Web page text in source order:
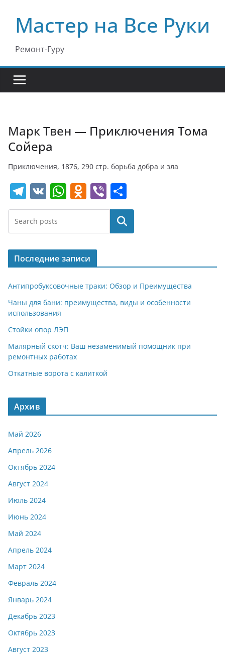
содержимому
Мастер на Все Руки
Ремонт-Гуру
Марк Твен — Приключения Тома
Сойера
Приключения, 1876, 290 стр. борьба добра и зла
T
el
e
gr
a
m
V
K
W
h
s
A
p
p
O
d
o
kl
a
ss
ni
Vi
b
er
т
п
р
в
и
т
Поиск
Последние записи
Антипробуксовочные траки: Обзор и Преимущества
Чаны для бани: преимущества, виды и особенности
использования
Стойки опор ЛЭП
Малярный скотч: Ваш незаменимый помощник при
ремонтных работах
Откатные ворота с калиткой
Архив
Май 2026
Апрель 2026
Октябрь 2024
Август 2024
Июль 2024
Июнь 2024
Май 2024
Апрель 2024
Март 2024
Февраль 2024
Январь 2024
Декабрь 2023
Октябрь 2023
Август 2023